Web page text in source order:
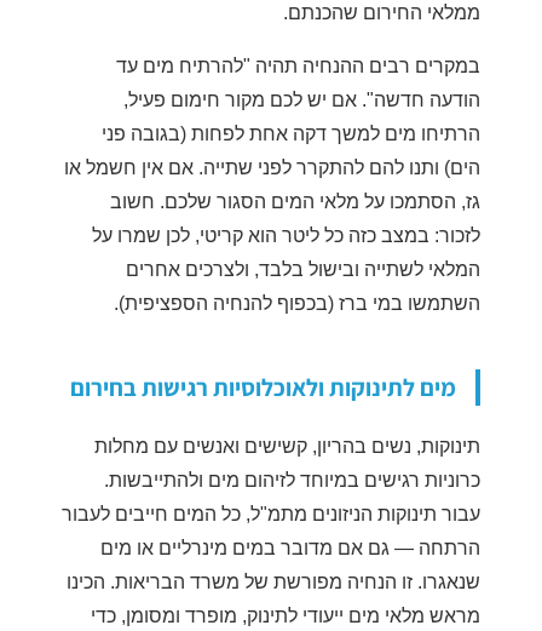
ממלאי החירום שהכנתם.
במקרים רבים ההנחיה תהיה "להרתיח מים עד
הודעה חדשה". אם יש לכם מקור חימום פעיל,
הרתיחו מים למשך דקה אחת לפחות (בגובה פני
הים) ותנו להם להתקרר לפני שתייה. אם אין חשמל או
גז, הסתמכו על מלאי המים הסגור שלכם. חשוב
לזכור: במצב כזה כל ליטר הוא קריטי, לכן שמרו על
המלאי לשתייה ובישול בלבד, ולצרכים אחרים
השתמשו במי ברז (בכפוף להנחיה הספציפית).
מים לתינוקות ולאוכלוסיות רגישות בחירום
תינוקות, נשים בהריון, קשישים ואנשים עם מחלות
כרוניות רגישים במיוחד לזיהום מים ולהתייבשות.
עבור תינוקות הניזונים מתמ"ל, כל המים חייבים לעבור
הרתחה — גם אם מדובר במים מינרליים או מים
שנאגרו. זו הנחיה מפורשת של משרד הבריאות. הכינו
מראש מלאי מים ייעודי לתינוק, מופרד ומסומן, כדי